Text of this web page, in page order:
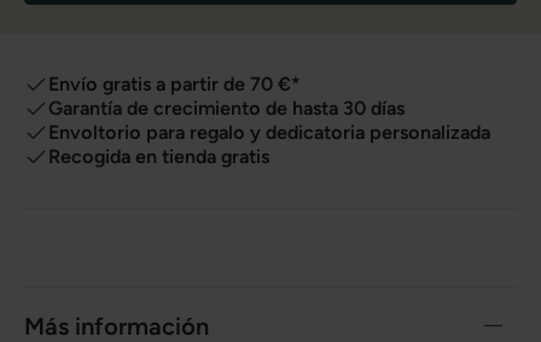
Envío gratis a partir de 70 €*
Garantía de crecimiento de hasta 30 días
Envoltorio para regalo y dedicatoria personalizada
Recogida en tienda gratis
Más información